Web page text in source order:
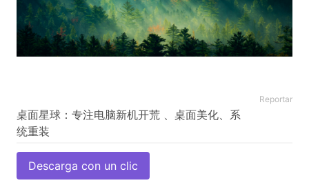
Reportar
桌面星球：专注电脑新机开荒 、桌面美化、系
Descarga con un clic